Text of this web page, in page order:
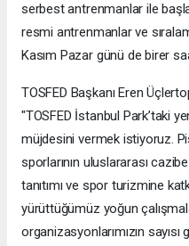
serbest antrenmanlar ile
resmi antrenmanlar ve
Kasım Pazar günü de birer
TOSFED Başkanı Eren
"TOSFED İstanbul Park’taki
müjdesini vermek istiyoruz.
sporlarının uluslararası
tanıtımı ve spor turizmine
yürüttüğümüz yoğun
organizasyonlarımızın